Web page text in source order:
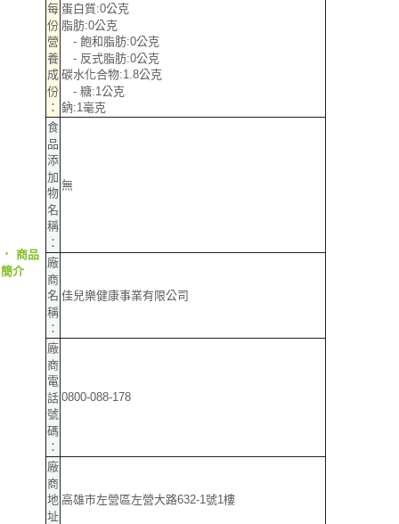
２．關於個人資料處理事宜，請瀏覽以下網址：
https://aftee.tw/terms/#terms3
３．未成年的使用者請事先徵得法定代理人或監護人之同意方可使用
「AFTEE先享後付」，若未經同意申辦者引起之損失，本公司不負相關責
４．使用「AFTEE先享後付」時，將依據個別帳號之用戶狀況，依本公司即
時審查核予不同之上限額度；若仍有額度不足之情形，本公司將視審查結果
請求用戶進行身份認證。
５．嚴禁一人註冊多個帳號或使用他人資訊註冊。若發現惡意使用之情形，
恩沛科技股份有限公司將有權停止該用戶之使用額度並採取法律行動。
‧ 商品
簡介
每
份
營
養
成
份
：
蛋白質:0公克
脂肪:0公克
- 飽和脂肪:0公克
- 反式脂肪:0公克
碳水化合物:1.8公克
- 糖:1公克
鈉:1毫克
食
品
添
加
物
名
稱
：
無
廠
商
名
稱
：
佳兒樂健康事業有限公司
廠
商
電
話
號
碼
：
0800-088-178
廠
商
地
址
高雄市左營區左營大路632-1號1樓